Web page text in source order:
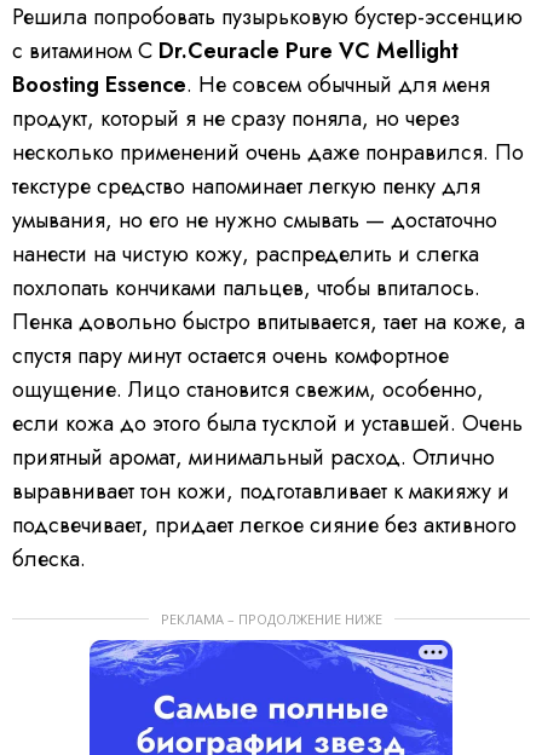
Решила попробовать пузырьковую бустер-эссенцию
с витамином С Dr.Ceuracle Pure VC Mellight
Boosting Essence. Не совсем обычный для меня
продукт, который я не сразу поняла, но через
несколько применений очень даже понравился. По
текстуре средство напоминает легкую пенку для
умывания, но его не нужно смывать — достаточно
нанести на чистую кожу, распределить и слегка
похлопать кончиками пальцев, чтобы впиталось.
Пенка довольно быстро впитывается, тает на коже, а
спустя пару минут остается очень комфортное
ощущение. Лицо становится свежим, особенно,
если кожа до этого была тусклой и уставшей. Очень
приятный аромат, минимальный расход. Отлично
выравнивает тон кожи, подготавливает к макияжу и
подсвечивает, придает легкое сияние без активного
блеска.
РЕКЛАМА – ПРОДОЛЖЕНИЕ НИЖЕ